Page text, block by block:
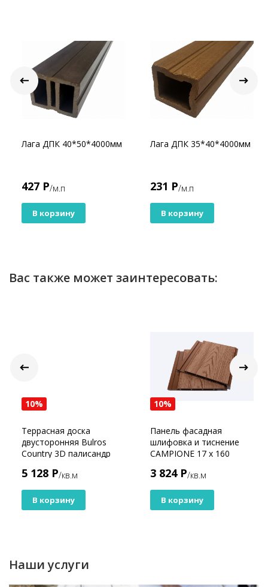
Лага ДПК 40*50*4000мм
427 Р/м.п
В корзину
Лага ДПК 35*40*4000мм
231 Р/м.п
В корзину
Вас также может заинтересовать:
10%
Террасная доска
двусторонняя Bulros
Country 3D палисандр
5 128 Р/кв.м
В корзину
10%
Панель фасадная
шлифовка и тиснение
CAMPIONE 17 х 160
3 824 Р/кв.м
В корзину
Наши услуги